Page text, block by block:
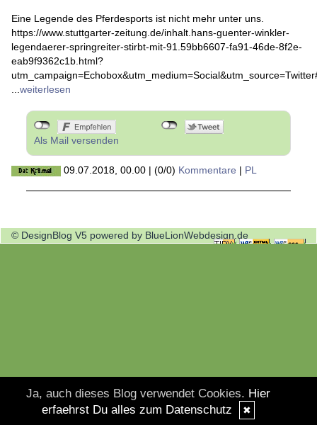
Eine Legende des Pferdesports ist nicht mehr unter uns.
https://www.stuttgarter-zeitung.de/inhalt.hans-guenter-winkler-
legendaerer-springreiter-stirbt-mit-91.59bb6607-fa91-46de-8f2e-
eab9f9362c1b.html?
...weiterlesen
Als Mail versenden
09.07.2018, 00.00 | (0/0) Kommentare | PL
© DesignBlog V5 powered by BlueLionWebdesign.de
Ja, auch dieses Blog verwendet Cookies. Hier
erfaehrst Du alles zum Datenschutz
✖